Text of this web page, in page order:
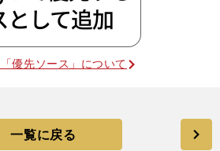
優先ソース」について
一覧に戻る